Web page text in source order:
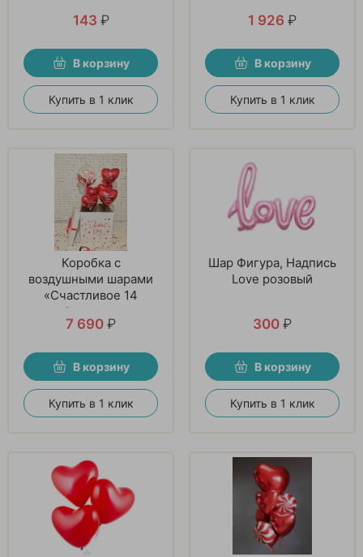
143 ₽
В корзину
Купить в 1 клик
1 926 ₽
В корзину
Купить в 1 клик
Коробка с
воздушными шарами
«Счастливое 14
февраля»
7 690 ₽
В корзину
Купить в 1 клик
Шар Фигура, Надпись
Love розовый
300 ₽
В корзину
Купить в 1 клик